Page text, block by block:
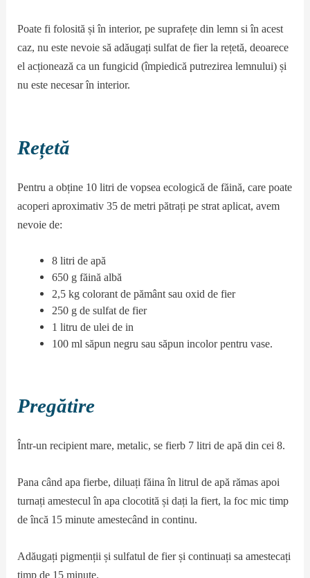
Poate fi folosită și în interior, pe suprafețe din lemn si în acest
caz, nu este nevoie să adăugați sulfat de fier la rețetă, deoarece
el acționează ca un fungicid (împiedică putrezirea lemnului) și
nu este necesar în interior.
Rețetă
Pentru a obține 10 litri de vopsea ecologică de făină, care poate
acoperi aproximativ 35 de metri pătrați pe strat aplicat, avem
nevoie de:
8 litri de apă
650 g făină albă
2,5 kg colorant de pământ sau oxid de fier
250 g de sulfat de fier
1 litru de ulei de in
100 ml săpun negru sau săpun incolor pentru vase.
Pregătire
Într-un recipient mare, metalic, se fierb 7 litri de apă din cei 8.
Pana când apa fierbe, diluați făina în litrul de apă rămas apoi
turnați amestecul în apa clocotită și dați la fiert, la foc mic timp
de încă 15 minute amestecând in continu.
Adăugați pigmenții și sulfatul de fier și continuați sa amestecați
timp de 15 minute.